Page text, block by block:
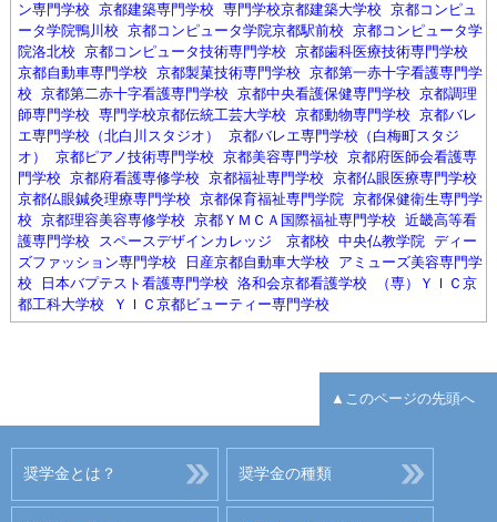
ン専門学校 京都建築専門学校 専門学校京都建築大学校 京都コンピュ
ータ学院鴨川校 京都コンピュータ学院京都駅前校 京都コンピュータ学
院洛北校 京都コンピュータ技術専門学校 京都歯科医療技術専門学校
京都自動車専門学校 京都製菓技術専門学校 京都第一赤十字看護専門学
校 京都第二赤十字看護専門学校 京都中央看護保健専門学校 京都調理
師専門学校 専門学校京都伝統工芸大学校 京都動物専門学校 京都バレ
エ専門学校（北白川スタジオ）
京都バレエ専門学校（白梅町スタジ
オ）
京都ピアノ技術専門学校 京都美容専門学校 京都府医師会看護専
門学校 京都府看護専修学校 京都福祉専門学校 京都仏眼医療専門学校
京都仏眼鍼灸理療専門学校 京都保育福祉専門学院 京都保健衛生専門学
校 京都理容美容専修学校 京都ＹＭＣＡ国際福祉専門学校 近畿高等看
護専門学校
スペースデザインカレッジ 京都校 中央仏教学院 ディー
ズファッション専門学校
日産京都自動車大学校
アミューズ美容専門学
校
日本バプテスト看護専門学校 洛和会京都看護学校
（専）ＹＩＣ京
都工科大学校
ＹＩＣ京都ビューティー専門学校
▲このページの先頭へ
奨学金とは？ 奨学金の種類